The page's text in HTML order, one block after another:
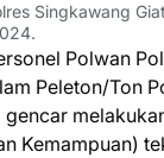
Singkawang
Polwan
Peleton/Ton
Kemampuan)